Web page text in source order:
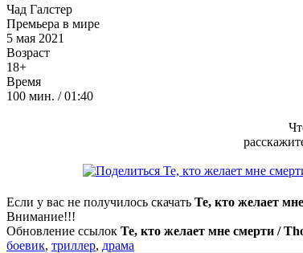
Чад Галстер
Премьера в мире
5 мая 2021
Возраст
18+
Время
100 мин. / 01:40
Если у вас не получилось скачать Те, кто желает
Внимание!!!
Обновление ссылок Те, кто желает мне смерти /
боевик, триллер, драма